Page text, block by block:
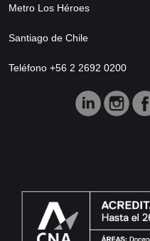
Metro Los Héroes
Santiago de Chile
Teléfono +56 2 2692 0200